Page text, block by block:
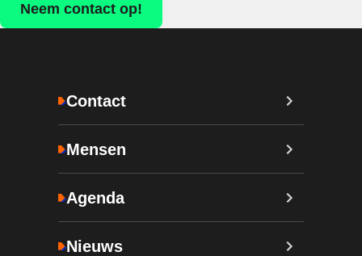
Neem contact op!
Contact
Mensen
Agenda
Nieuws